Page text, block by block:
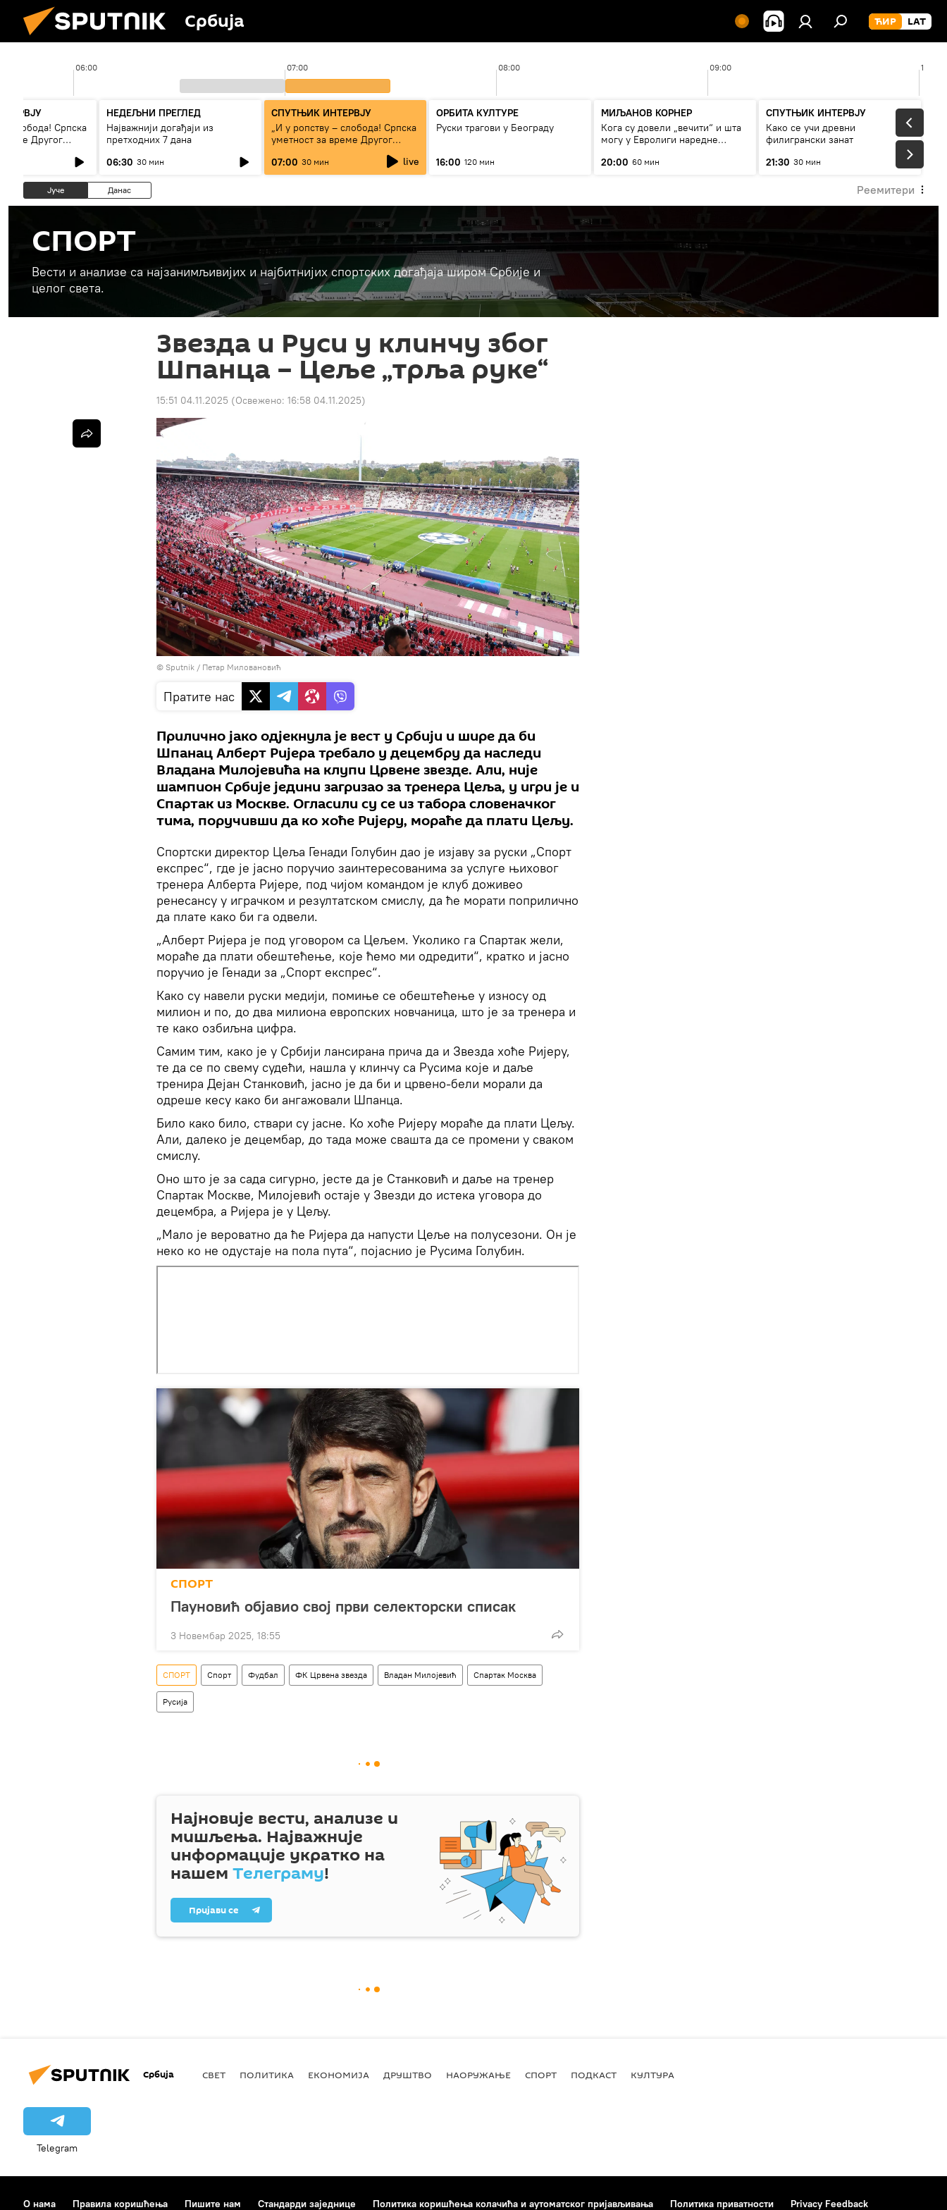
Србија
06:00 07:00 08:00 09:00 10:00
слобода! Српска
Другог
НЕДЕЉНИ ПРЕГЛЕД
Најважнији догађаји из
претходних 7 дана
06:30 30 мин
СПУТЊИК ИНТЕРВЈУ
„И у ропству – слобода! Српска
уметност за време Другог
07:00 30 мин live
ОРБИТА КУЛТУРЕ
Руски трагови у Београду
16:00 120 мин
МИЉАНОВ КОРНЕР
Кога су довели „вечити“ и шта
могу у Евролиги наредне
20:00 60 мин
СПУТЊИК ИНТЕРВЈУ
Како се учи древни
филигрански занат
21:30 30 мин
Јуче Данас Реемитери
СПОРТ
Вести и анализе са најзанимљивијих и најбитнијих спортских догађаја широм Србије и
целог света.
Звезда и Руси у клинчу због
Шпанца – Цеље „трља руке“
15:51 04.11.2025 (Освежено: 16:58 04.11.2025)
© Sputnik / Петар Миловановић
Пратите нас
Прилично јако одјекнула је вест у Србији и шире да би
Шпанац Алберт Ријера требало у децембру да наследи
Владана Милојевића на клупи Црвене звезде. Али, није
шампион Србије једини загризао за тренера Цеља, у игри је и
Спартак из Москве. Огласили су се из табора словеначког
тима, поручивши да ко хоће Ријеру, мораће да плати Цељу.
Спортски директор Цеља Генади Голубин дао је изјаву за руски „Спорт
експрес“, где је јасно поручио заинтересованима за услуге њиховог
тренера Алберта Ријере, под чијом командом је клуб доживео
ренесансу у играчком и резултатском смислу, да ће морати поприлично
да плате како би га одвели.
„Алберт Ријера је под уговором са Цељем. Уколико га Спартак жели,
мораће да плати обештећење, које ћемо ми одредити“, кратко и јасно
поручио је Генади за „Спорт експрес“.
Како су навели руски медији, помиње се обештећење у износу од
милион и по, до два милиона европских новчаница, што је за тренера и
те како озбиљна цифра.
Самим тим, како је у Србији лансирана прича да и Звезда хоће Ријеру,
те да се по свему судећи, нашла у клинчу са Русима које и даље
тренира Дејан Станковић, јасно је да би и црвено-бели морали да
одреше кесу како би ангажовали Шпанца.
Било како било, ствари су јасне. Ко хоће Ријеру мораће да плати Цељу.
Али, далеко је децембар, до тада може свашта да се промени у сваком
смислу.
Оно што је за сада сигурно, јесте да је Станковић и даље на тренер
Спартак Москве, Милојевић остаје у Звезди до истека уговора до
децембра, а Ријера је у Цељу.
„Мало је вероватно да ће Ријера да напусти Цеље на полусезони. Он је
неко ко не одустаје на пола пута“, појаснио је Русима Голубин.
СПОРТ
Пауновић објавио свој први селекторски списак
3 Новембар 2025, 18:55
СПОРТ Спорт Фудбал ФК Црвена звезда Владан Милојевић Спартак Москва
Русија
Најновије вести, анализе и
мишљења. Најважније
информације укратко на
нашем Телеграму!
Пријави се
Србија СВЕТ ПОЛИТИКА ЕКОНОМИЈА ДРУШТВО НАОРУЖАЊЕ СПОРТ ПОДКАСТ КУЛТУРА
Telegram
О нама Правила коришћења Пишите нам Стандарди заједнице Политика коришћења колачића и аутоматског пријављивања Политика приватности Privacy Feedback